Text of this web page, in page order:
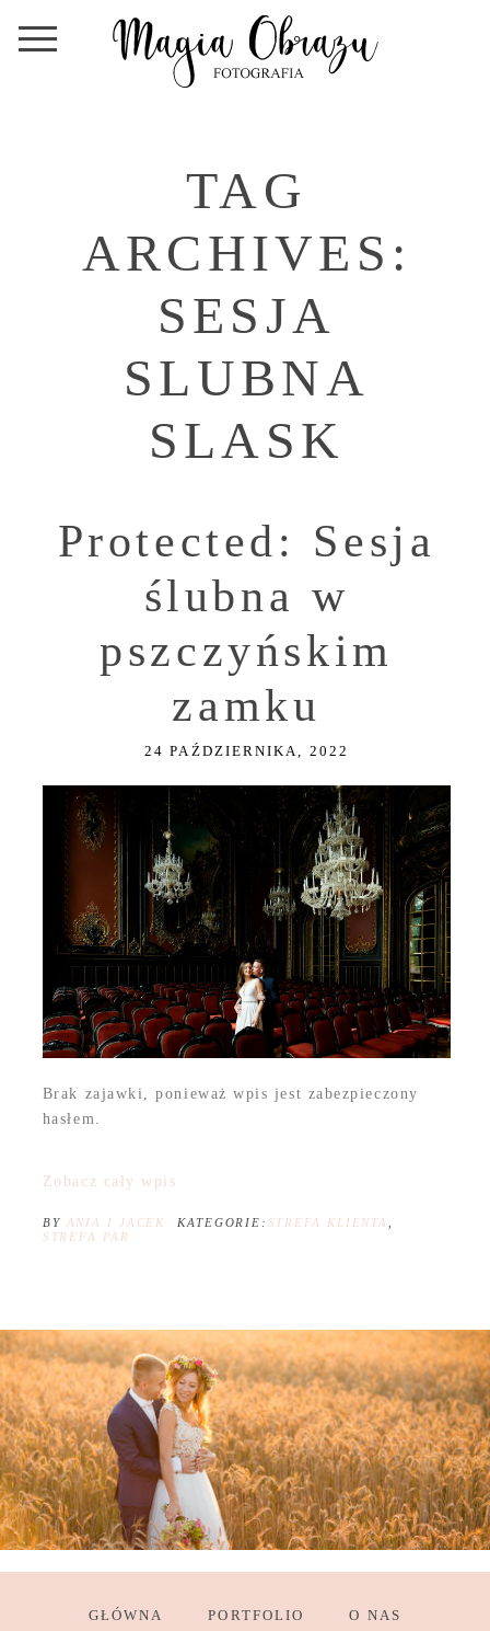
TAG
ARCHIVES:
SESJA
SLUBNA
SLASK
Protected: Sesja
ślubna w
pszczyńskim
zamku
24 PAŹDZIERNIKA, 2022
Brak zajawki, ponieważ wpis jest zabezpieczony
hasłem.
Zobacz cały wpis
BY ANIA I JACEK KATEGORIE: STREFA KLIENTA
STREFA PAR
GŁÓWNA PORTFOLIO O NAS